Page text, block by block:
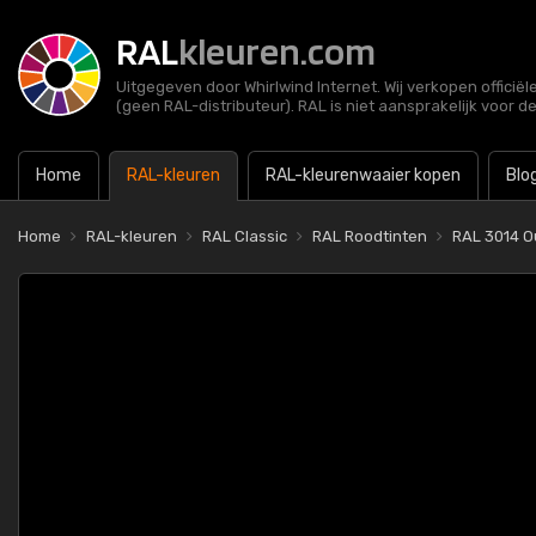
RALkleuren.com
Uitgegeven door Whirlwind Internet. Wij verkopen
(geen RAL-distributeur). RAL is niet aansprakelijk voor
Home RAL-kleuren RAL-kleurenwaaier kopen
Home RAL-kleuren RAL Classic RAL Roodtinten RAL 3014